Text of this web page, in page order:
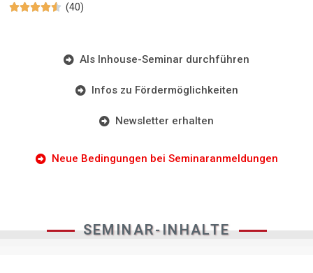
 (40)
Als Inhouse-Seminar durchführen
Infos zu Fördermöglichkeiten
Newsletter erhalten
Neue Bedingungen bei Seminaranmeldungen
SEMINAR-INHALTE